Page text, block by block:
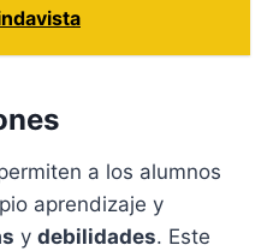
a los alumnos
aprendizaje y
y debilidades. Este